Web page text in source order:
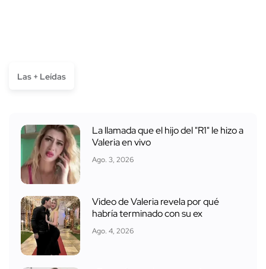
Las + Leídas
La llamada que el hijo del "R1" le hizo a
Valeria en vivo
Ago. 3, 2026
Video de Valeria revela por qué
habría terminado con su ex
Ago. 4, 2026